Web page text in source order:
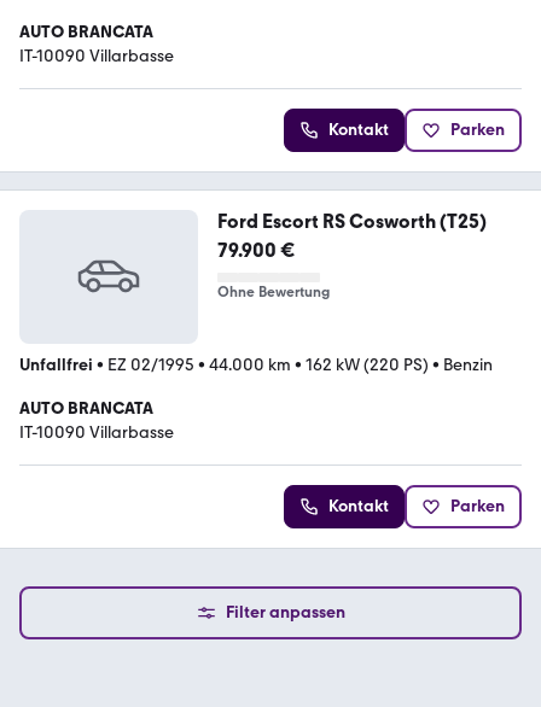
AUTO BRANCATA
IT-10090 Villarbasse
Kontakt Parken
Ford Escort RS Cosworth (T25)
79.900 €
Ohne Bewertung
Unfallfrei • EZ 02/1995 • 44.000 km • 162 kW (220 PS) • Benzin
AUTO BRANCATA
IT-10090 Villarbasse
Kontakt Parken
Filter anpassen